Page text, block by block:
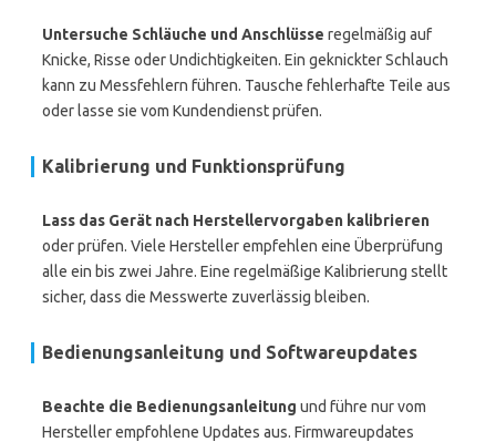
Untersuche Schläuche und Anschlüsse regelmäßig auf
Knicke, Risse oder Undichtigkeiten. Ein geknickter Schlauch
kann zu Messfehlern führen. Tausche fehlerhafte Teile aus
oder lasse sie vom Kundendienst prüfen.
Kalibrierung und Funktionsprüfung
Lass das Gerät nach Herstellervorgaben kalibrieren
oder prüfen. Viele Hersteller empfehlen eine Überprüfung
alle ein bis zwei Jahre. Eine regelmäßige Kalibrierung stellt
sicher, dass die Messwerte zuverlässig bleiben.
Bedienungsanleitung und Softwareupdates
Beachte die Bedienungsanleitung und führe nur vom
Hersteller empfohlene Updates aus. Firmwareupdates